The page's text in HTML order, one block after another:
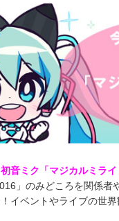
初音ミク「マジカルミラ
」のみどころを関係
イベントやライブの世界